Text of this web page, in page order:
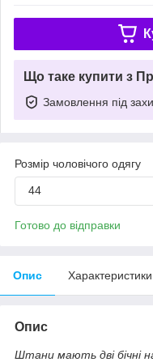
Що таке купити з
Замовлення під
Розмір чоловічого одягу
44
Готово до відправки
Опис Характеристики
Опис
Штани мають дві бічні